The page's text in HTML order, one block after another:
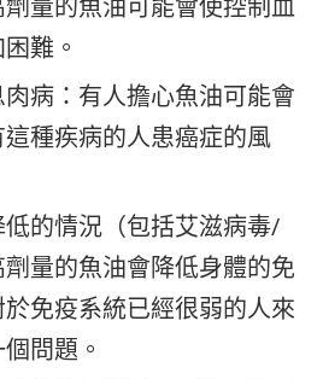
難。
病：有人擔心魚油可能會
種疾病的人患癌症的風
的情況（包括艾滋病毒/
量的魚油會降低身體的免
免疫系統已經很弱的人來
問題。